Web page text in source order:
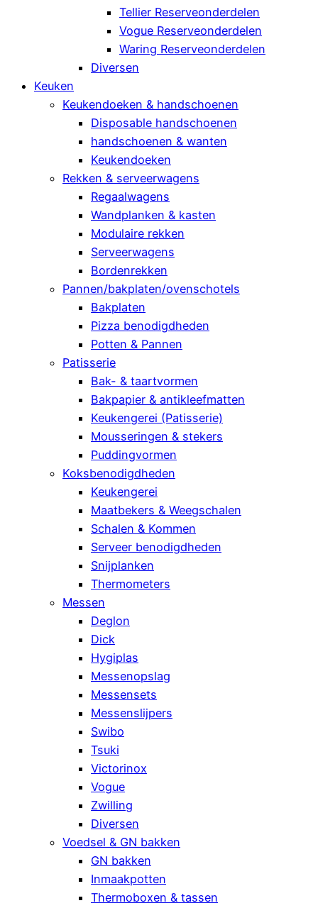
Tellier Reserveonderdelen
Vogue Reserveonderdelen
Waring Reserveonderdelen
Diversen
Keuken
Keukendoeken & handschoenen
Disposable handschoenen
handschoenen & wanten
Keukendoeken
Rekken & serveerwagens
Regaalwagens
Wandplanken & kasten
Modulaire rekken
Serveerwagens
Bordenrekken
Pannen/bakplaten/ovenschotels
Bakplaten
Pizza benodigdheden
Potten & Pannen
Patisserie
Bak- & taartvormen
Bakpapier & antikleefmatten
Keukengerei (Patisserie)
Mousseringen & stekers
Puddingvormen
Koksbenodigdheden
Keukengerei
Maatbekers & Weegschalen
Schalen & Kommen
Serveer benodigdheden
Snijplanken
Thermometers
Messen
Deglon
Dick
Hygiplas
Messenopslag
Messensets
Messenslijpers
Swibo
Tsuki
Victorinox
Vogue
Zwilling
Diversen
Voedsel & GN bakken
GN bakken
Inmaakpotten
Thermoboxen & tassen